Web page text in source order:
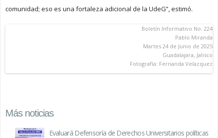
comunidad; eso es una fortaleza adicional de la UdeG”, estimó.
Boletín Informativo No. 224
Pablo Miranda
Martes 24 de Junio de 2025
Guadalajara, Jalisco
Fotografía: Fernanda Velazquez
Más noticias
Evaluará Defensoría de Derechos Universitarios políticas